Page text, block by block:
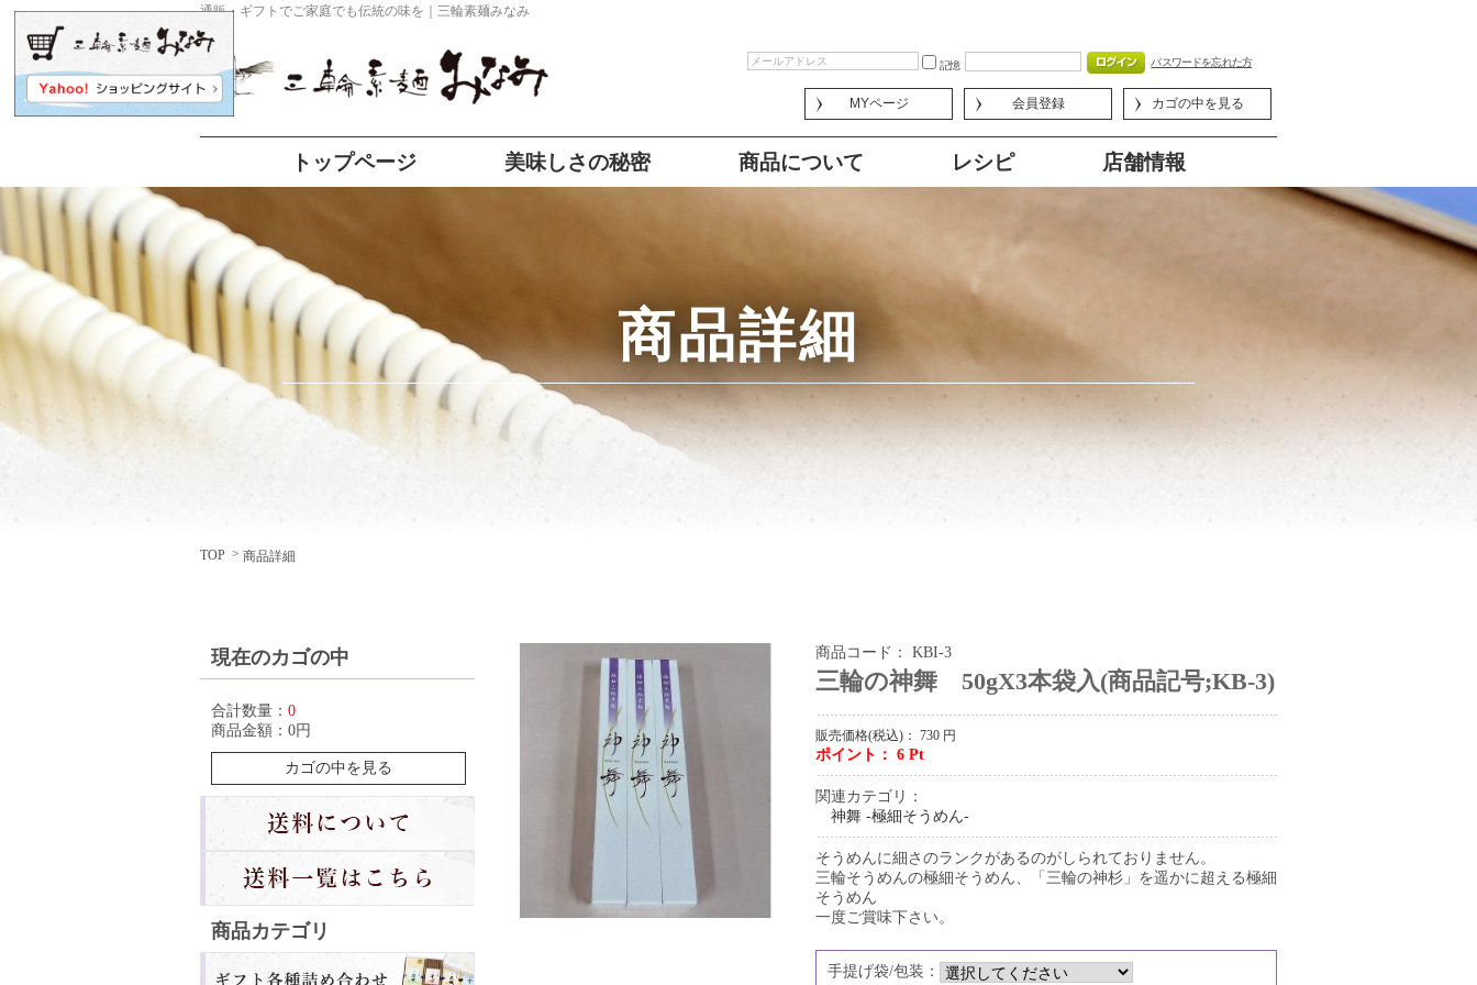
通販・ギフトでご家庭でも伝統の味を｜三輪素麺みなみ
記憶 パスワードを忘れた方
MYページ 会員登録 カゴの中を見る
トップページ 美味しさの秘密 商品について レシピ 店舗情報
商品詳細
TOP 商品詳細
現在のカゴの中
合計数量： 0
商品金額： 0円
カゴの中を見る
商品カテゴリ
商品コード： KBI-3
三輪の神舞 50gX3本袋入(商品記号;KB-3)
販売価格(税込)： 730 円
ポイント： 6 Pt
関連カテゴリ：
神舞 -極細そうめん-
そうめんに細さのランクがあるのがしられておりません。
三輪そうめんの極細そうめん、「三輪の神杉」を遥かに超える極細
そうめん
一度ご賞味下さい。
手提げ袋/包装：